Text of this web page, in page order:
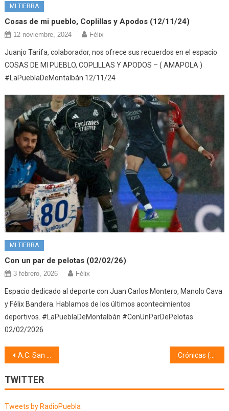
MI TIERRA
Cosas de mi pueblo, Coplillas y Apodos (12/11/24)
12 noviembre, 2024 Félix
Juanjo Tarifa, colaborador, nos ofrece sus recuerdos en el espacio
COSAS DE MI PUEBLO, COPLILLAS Y APODOS – ( AMAPOLA )
#LaPueblaDeMontalbán 12/11/24
MI TIERRA
Con un par de pelotas (02/02/26)
3 febrero, 2026 Félix
Espacio dedicado al deporte con Juan Carlos Montero, Manolo Cava
y Félix Bandera. Hablamos de los últimos acontecimientos
deportivos. #LaPueblaDeMontalbán #ConUnParDePelotas
02/02/2026
Navegación
de
entradas
A.C. San Isidro (22/05/24)
TWITTER
Tweets by RadioPuebla